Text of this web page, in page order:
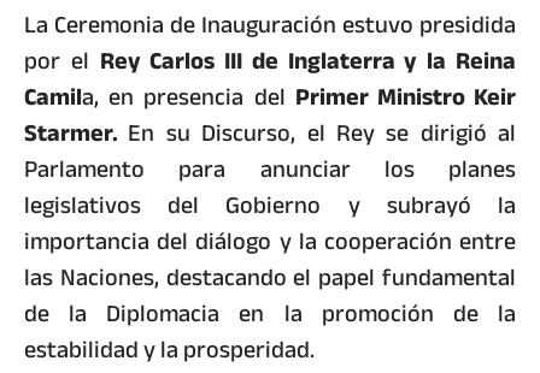
La Ceremonia de Inauguración estuvo presidida
por el Rey Carlos III de Inglaterra y la Reina
Camila, en presencia del Primer Ministro Keir
Starmer. En su Discurso, el Rey se dirigió al
Parlamento para anunciar los planes
legislativos del Gobierno y subrayó la
importancia del diálogo y la cooperación entre
las Naciones, destacando el papel fundamental
de la Diplomacia en la promoción de la
estabilidad y la prosperidad.